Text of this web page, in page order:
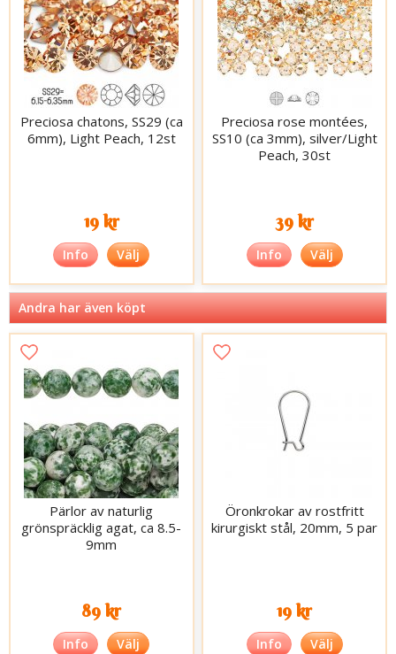
Preciosa chatons, SS29 (ca
6mm), Light Peach, 12st
19 kr
Info Välj
Preciosa rose montées,
SS10 (ca 3mm), silver/Light
Peach, 30st
39 kr
Info Välj
Andra har även köpt
Pärlor av naturlig
grönspräcklig agat, ca 8.5-
9mm
89 kr
Info Välj
Öronkrokar av rostfritt
kirurgiskt stål, 20mm, 5 par
19 kr
Info Välj